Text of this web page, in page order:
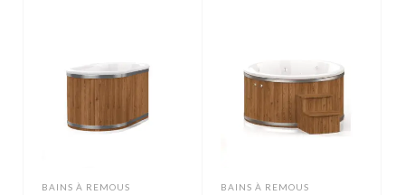
BAINS À REMOUS BAINS À REMOUS